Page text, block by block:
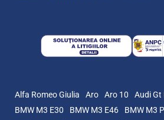
Alfa Romeo Giulia Aro Aro 10 Audi Gt
BMW M3 E30
BMW M3 E46
BMW M3